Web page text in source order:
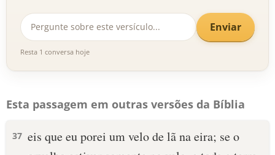
Enviar
Resta 1 conversa hoje
Esta passagem em outras versões da Bíblia
37 eis que eu porei um velo de lã na eira; se o